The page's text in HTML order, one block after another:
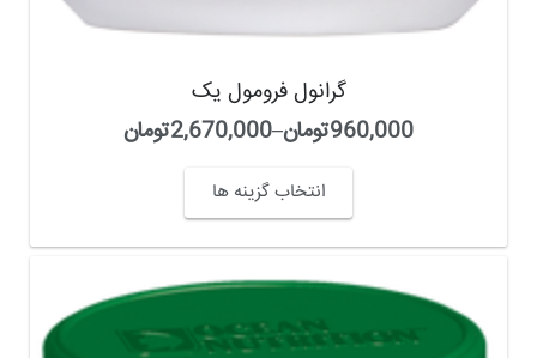
گرانول فرومول یک
960,000تومان–
2,670,000تومان
انتخاب گزینه ها